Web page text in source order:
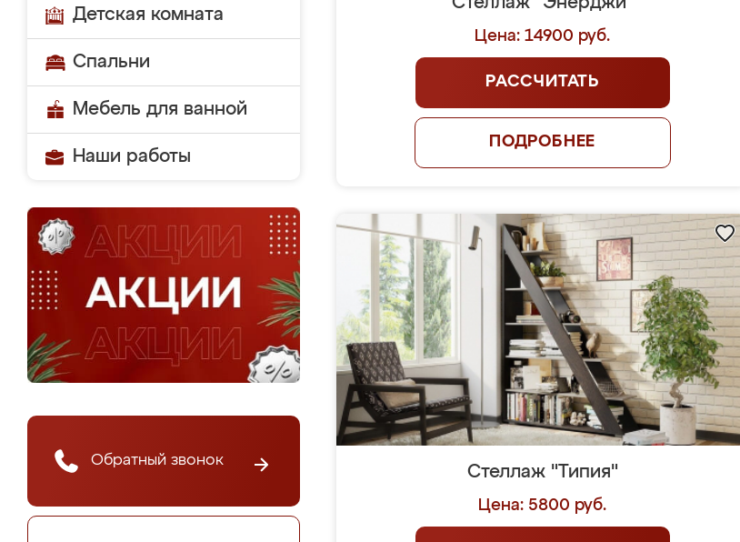
Детская комната
Спальни
Мебель для ванной
Наши работы
Обратный звонок
Цена: 14900 руб.
РАССЧИТАТЬ
ПОДРОБНЕЕ
Стеллаж "Типия"
Цена: 5800 руб.